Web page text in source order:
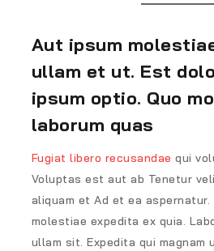
Aut ipsum
ullam et ut. Est
ipsum optio. Quo
laborum quas
Fugiat libero recusandae qui
Voluptas est aut ab Tenetur
aliquam et Ad et ea aspernatur.
molestiae expedita ex quia.
ullam sit. Expedita qui magnam